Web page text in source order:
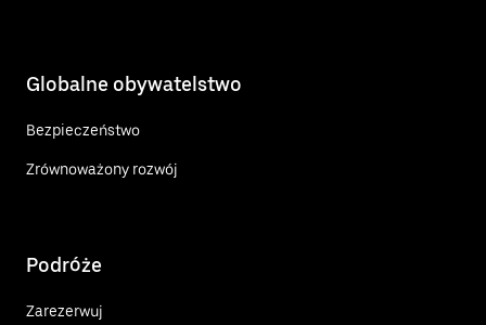
Globalne obywatelstwo
Bezpieczeństwo
Zrównoważony rozwój
Podróże
Zarezerwuj